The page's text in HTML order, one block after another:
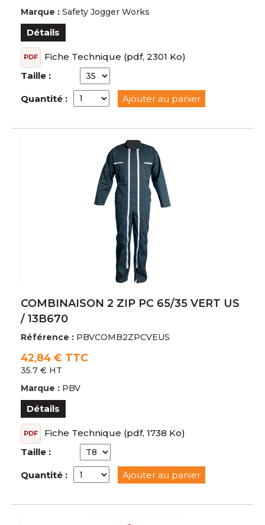
Marque : Safety Jogger Works
Détails
PDF Fiche Technique (pdf, 2301 Ko)
Taille :
Quantité : Ajouter au panier
COMBINAISON 2 ZIP PC 65/35 VERT US
/ 13B670
Référence : PBVCOMB2ZPCVEUS
42,84 € TTC
35.7 € HT
Marque : PBV
Détails
PDF Fiche Technique (pdf, 1738 Ko)
Taille :
Quantité : Ajouter au panier